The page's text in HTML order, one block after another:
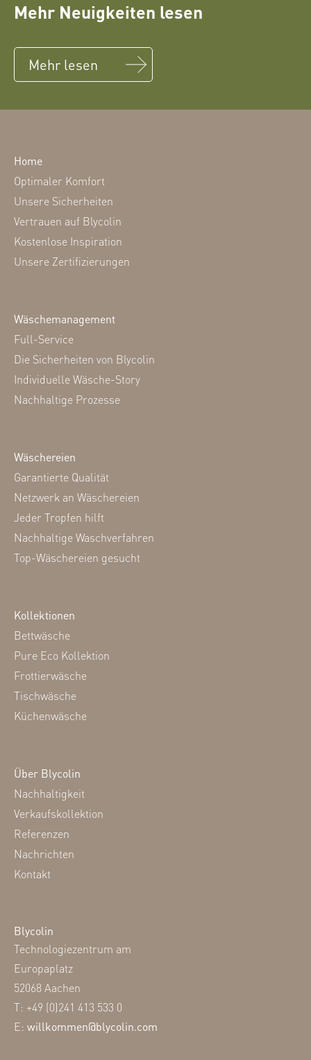
Mehr Neuigkeiten lesen
Mehr lesen
Home
Optimaler Komfort
Unsere Sicherheiten
Vertrauen auf Blycolin
Kostenlose Inspiration
Unsere Zertifizierungen
Wäschemanagement
Full-Service
Die Sicherheiten von Blycolin
Individuelle Wäsche-Story
Nachhaltige Prozesse
Wäschereien
Garantierte Qualität
Netzwerk an Wäschereien
Jeder Tropfen hilft
Nachhaltige Waschverfahren
Top-Wäschereien gesucht
Kollektionen
Bettwäsche
Pure Eco Kollektion
Frottierwäsche
Tischwäsche
Küchenwäsche
Über Blycolin
Nachhaltigkeit
Verkaufskollektion
Referenzen
Nachrichten
Kontakt
Blycolin
Technologiezentrum am
Europaplatz
52068 Aachen
T: +49 (0)241 413 533 0
E: willkommen@blycolin.com